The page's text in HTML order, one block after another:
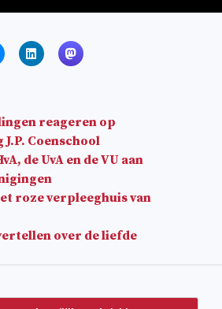
reageren op
Coenschool
de UvA en de VU aan
roze verpleeghuis van
over de liefde